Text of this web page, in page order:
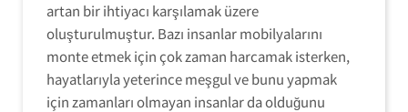
artan bir ihtiyacı karşılamak üzere
oluşturulmuştur. Bazı insanlar mobilyalarını
monte etmek için çok zaman harcamak isterken,
hayatlarıyla yeterince meşgul ve bunu yapmak
için zamanları olmayan insanlar da olduğunu